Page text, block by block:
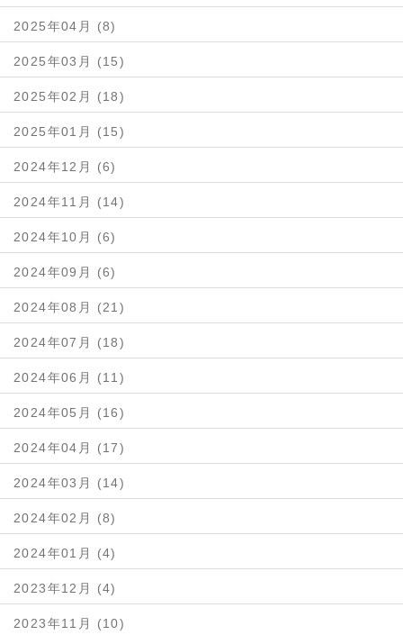
2025年04月 (8)
2025年03月 (15)
2025年02月 (18)
2025年01月 (15)
2024年12月 (6)
2024年11月 (14)
2024年10月 (6)
2024年09月 (6)
2024年08月 (21)
2024年07月 (18)
2024年06月 (11)
2024年05月 (16)
2024年04月 (17)
2024年03月 (14)
2024年02月 (8)
2024年01月 (4)
2023年12月 (4)
2023年11月 (10)